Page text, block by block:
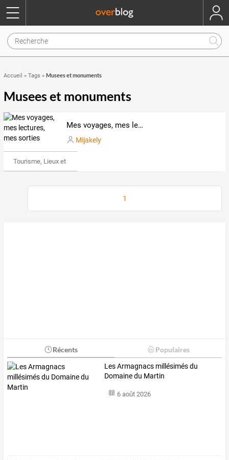
Accueil » Tags » Musees et monuments
Musees et monuments
Mes voyages, mes lectures, mes sorties
Mijakely
Tourisme, Lieux et Événements
1
Récents Populaires
Les Armagnacs millésimés du
Domaine du Martin
6 août 2026